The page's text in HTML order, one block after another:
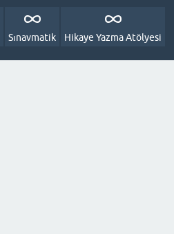
Sınavmatik Hikaye Yazma Atölyesi